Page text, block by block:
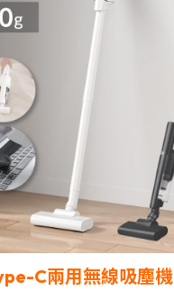
C兩用無線吸塵機